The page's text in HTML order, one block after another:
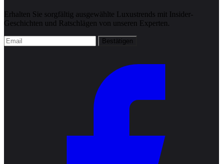
Erhalten Sie sorgfältig ausgewählte Luxustrends mit Insider-
Geschichten und Ratschlägen von unseren Experten.
Bestätigen